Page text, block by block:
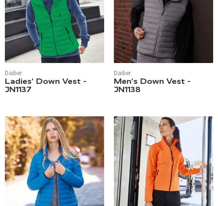
Daiber
Ladies' Down Vest -
JN1137
Daiber
Men's Down Vest -
JN1138